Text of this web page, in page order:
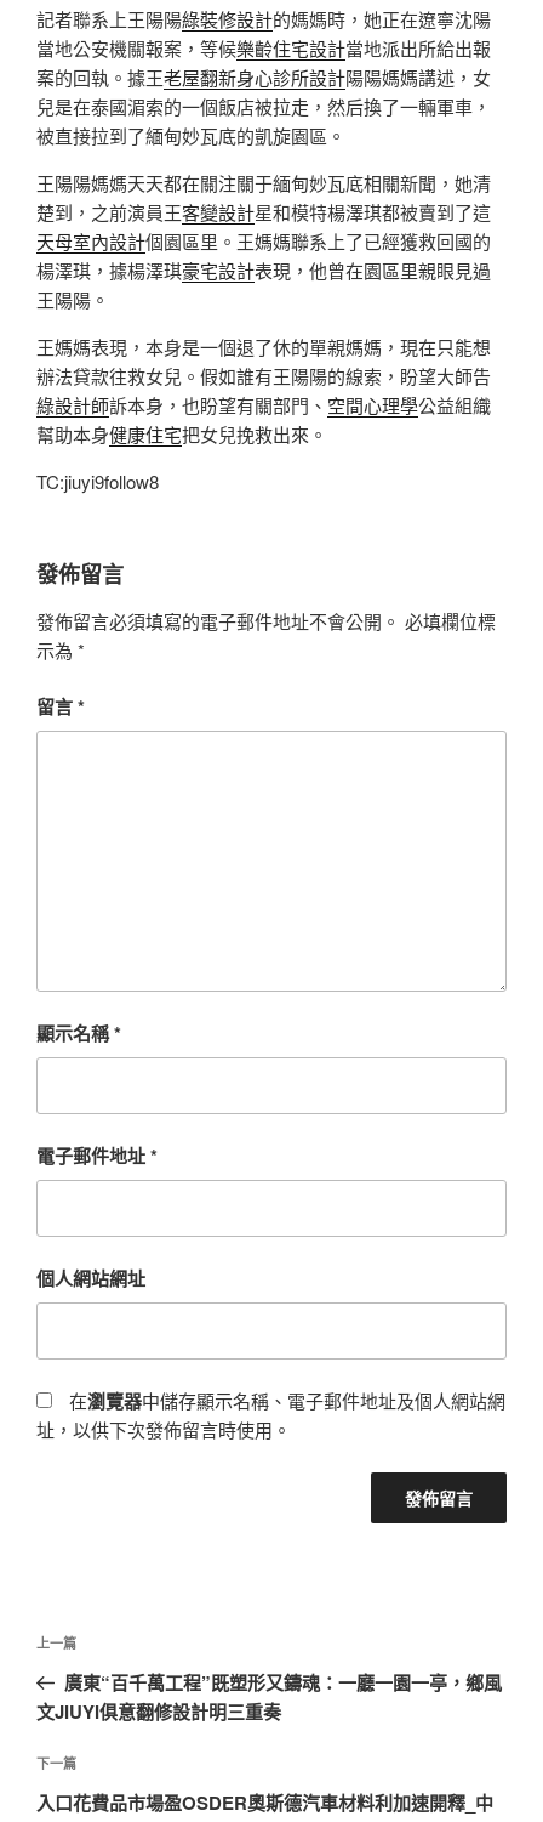
記者聯系上王陽陽綠裝修設計的媽媽時，她正在遼寧沈陽
當地公安機關報案，等候樂齡住宅設計當地派出所給出報
案的回執。據王老屋翻新身心診所設計陽陽媽媽講述，女
兒是在泰國湄索的一個飯店被拉走，然后換了一輛軍車，
被直接拉到了緬甸妙瓦底的凱旋園區。
王陽陽媽媽天天都在關注關于緬甸妙瓦底相關新聞，她清
楚到，之前演員王客變設計星和模特楊澤琪都被賣到了這
天母室內設計個園區里。王媽媽聯系上了已經獲救回國的
楊澤琪，據楊澤琪豪宅設計表現，他曾在園區里親眼見過
王陽陽。
王媽媽表現，本身是一個退了休的單親媽媽，現在只能想
辦法貸款往救女兒。假如誰有王陽陽的線索，盼望大師告
綠設計師訴本身，也盼望有關部門、 空間心理學公益組織
幫助本身健康住宅把女兒挽救出來。
TC:jiuyi9follow8
發佈留言
發佈留言必須填寫的電子郵件地址不會公開。 必填欄位標
示為 *
留言*
顯示名稱*
電子郵件地址*
個人網站網址
在瀏覽器中儲存顯示名稱、電子郵件地址及個人網站網
址，以供下次發佈留言時使用。
文
導
覽
上
一
篇
章
上一篇
廣東“百千萬工程”既塑形又鑄魂：一廳一園一亭，鄉風
文JIUYI俱意翻修設計明三重奏
下
一
下一篇
入口花費品市場盈OSDER奧斯德汽車材料利加速開釋_中